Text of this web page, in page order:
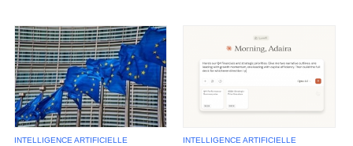
INTELLIGENCE ARTIFICIELLE INTELLIGENCE ARTIFICIELLE